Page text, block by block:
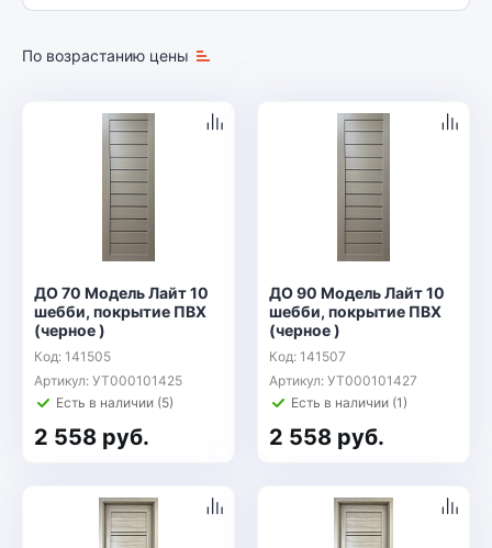
По возрастанию цены
ДО 70 Модель Лайт 10
шебби, покрытие ПВХ
(черное )
Код: 141505
Артикул: УТ000101425
Есть в наличии (5)
2 558 руб.
ДО 90 Модель Лайт 10
шебби, покрытие ПВХ
(черное )
Код: 141507
Артикул: УТ000101427
Есть в наличии (1)
2 558 руб.